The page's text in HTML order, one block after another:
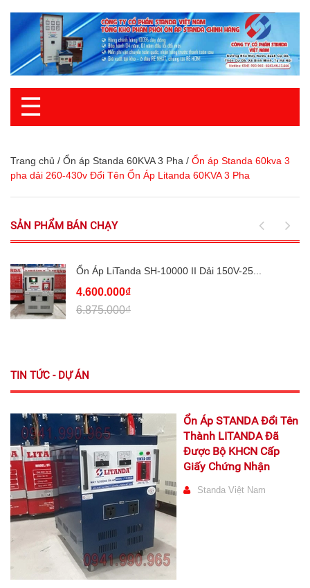
☰
Trang chủ / Ổn áp Standa 60KVA 3 Pha / Ổn áp Standa 60kva 3
pha dải 260-430v Đổi Tên Ổn Áp Litanda 60KVA 3 Pha
SẢN PHẨM BÁN CHẠY
Ổn Áp LiTanda SH-10000 II Dải 150V-25...
4.600.000₫
6.875.000₫
TIN TỨC - DỰ ÁN
Ổn Áp STANDA Đổi Tên
Thành LITANDA Đã
Được Bộ KHCN Cấp
Giấy Chứng Nhận
Standa Việt Nam